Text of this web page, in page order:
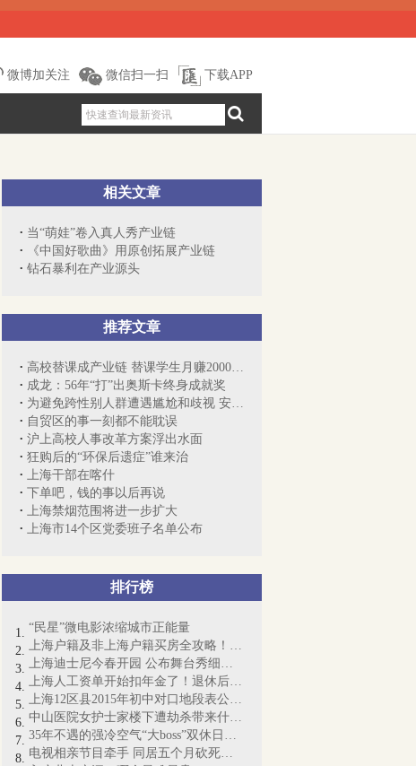
微博加关注 微信扫一扫 下载APP
相关文章
当“萌娃”卷入真人秀产业链
《中国好歌曲》用原创拓展产业链
钻石暴利在产业源头
推荐文章
高校替课成产业链 替课学生月赚2000多还...
成龙：56年“打”出奥斯卡终身成就奖
为避免跨性别人群遭遇尴尬和歧视 安大略...
自贸区的事一刻都不能耽误
沪上高校人事改革方案浮出水面
狂购后的“环保后遗症”谁来治
上海干部在喀什
下单吧，钱的事以后再说
上海禁烟范围将进一步扩大
上海市14个区党委班子名单公布
排行榜
“民星”微电影浓缩城市正能量
上海户籍及非上海户籍买房全攻略！必须收藏
上海迪士尼今春开园 公布舞台秀细节（附...
上海人工资单开始扣年金了！退休后能拿多...
上海12区县2015年初中对口地段表公布（附...
中山医院女护士家楼下遭劫杀带来什么警示
35年不遇的强冷空气“大boss”双休日登场
电视相亲节目牵手 同居五个月砍死女友